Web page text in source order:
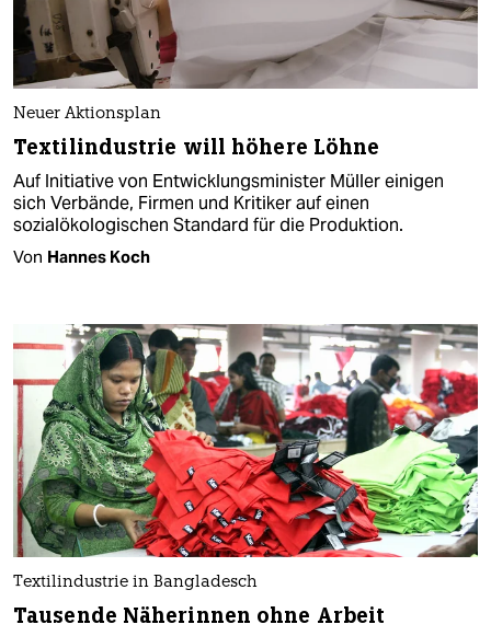
Neuer Aktionsplan
Textilindustrie will höhere Löhne
Auf Initiative von Entwicklungsminister Müller einigen
sich Verbände, Firmen und Kritiker auf einen
sozialökologischen Standard für die Produktion.
Von Hannes Koch
Textilindustrie in Bangladesch
Tausende Näherinnen ohne Arbeit